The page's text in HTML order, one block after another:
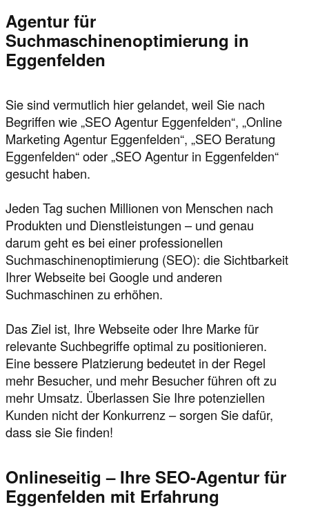
Agentur für
Suchmaschinenoptimierung in
Eggenfelden
Sie sind vermutlich hier gelandet, weil Sie nach
Begriffen wie „SEO Agentur Eggenfelden“, „Online
Marketing Agentur Eggenfelden“, „SEO Beratung
Eggenfelden“ oder „SEO Agentur in Eggenfelden“
gesucht haben.
Jeden Tag suchen Millionen von Menschen nach
Produkten und Dienstleistungen – und genau
darum geht es bei einer professionellen
Suchmaschinenoptimierung (SEO): die Sichtbarkeit
Ihrer Webseite bei Google und anderen
Suchmaschinen zu erhöhen.
Das Ziel ist, Ihre Webseite oder Ihre Marke für
relevante Suchbegriffe optimal zu positionieren.
Eine bessere Platzierung bedeutet in der Regel
mehr Besucher, und mehr Besucher führen oft zu
mehr Umsatz. Überlassen Sie Ihre potenziellen
Kunden nicht der Konkurrenz – sorgen Sie dafür,
dass sie Sie finden!
Onlineseitig – Ihre SEO-Agentur für
Eggenfelden mit Erfahrung